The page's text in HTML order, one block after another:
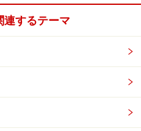
連するテーマ